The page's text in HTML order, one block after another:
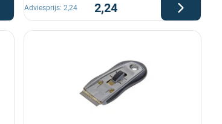
2,24
Adviesprijs:2,24